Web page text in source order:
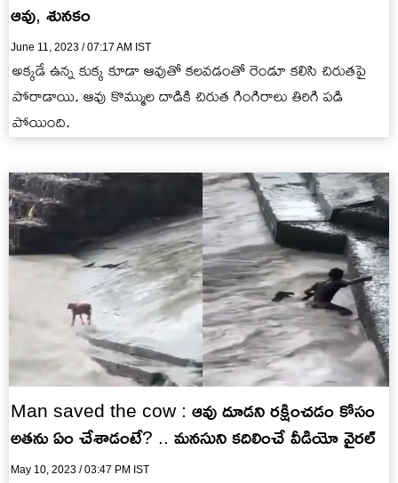
ఆవు, శునకం
June 11, 2023 / 07:17 AM IST
అక్కడే ఉన్న కుక్క కూడా ఆవుతో కలవడంతో రెండూ కలిసి చిరుతపై
పోరాడాయి. ఆవు కొమ్ముల దాడికి చిరుత గింగిరాలు తిరిగి పడి
పోయింది.
Man saved the cow : ఆవు దూడని రక్షించడం కోసం
అతను ఏం చేశాడంటే? .. మనసుని కదిలించే వీడియో వైరల్
May 10, 2023 / 03:47 PM IST